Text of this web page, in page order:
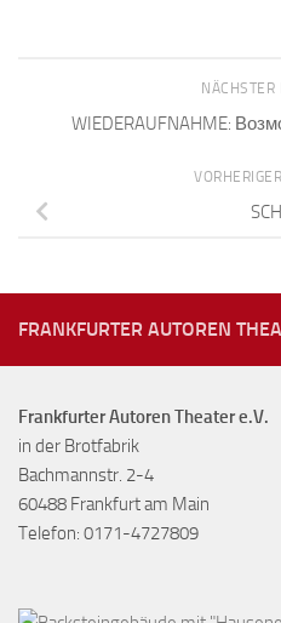
NÄCHSTER
WIEDERAUFNAHME:
FRANKFURTER AUTOREN
Frankfurter Autoren Theater e.V.
in der Brotfabrik
Bachmannstr. 2-4
60488 Frankfurt am Main
Telefon: 0171-4727809